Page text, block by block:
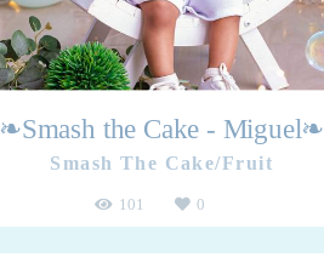
❧Smash the Cake - Miguel❧
Smash The Cake/Fruit
101 0